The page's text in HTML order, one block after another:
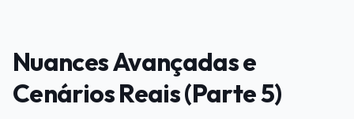
Nuances Avançadas e
Cenários Reais (Parte 5)